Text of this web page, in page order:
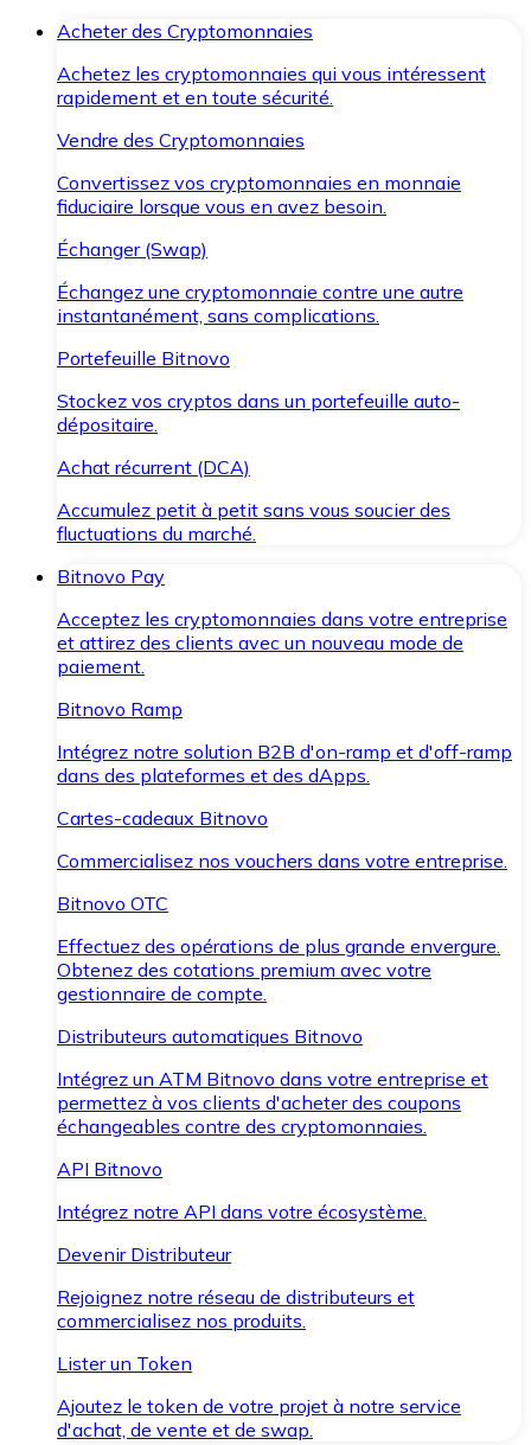
Acheter des Cryptomonnaies
Achetez les cryptomonnaies qui vous intéressent
rapidement et en toute sécurité.
Vendre des Cryptomonnaies
Convertissez vos cryptomonnaies en monnaie
fiduciaire lorsque vous en avez besoin.
Échanger (Swap)
Échangez une cryptomonnaie contre une autre
instantanément, sans complications.
Portefeuille Bitnovo
Stockez vos cryptos dans un portefeuille auto-
dépositaire.
Achat récurrent (DCA)
Accumulez petit à petit sans vous soucier des
fluctuations du marché.
Bitnovo Pay
Acceptez les cryptomonnaies dans votre entreprise
et attirez des clients avec un nouveau mode de
paiement.
Bitnovo Ramp
Intégrez notre solution B2B d'on-ramp et d'off-ramp
dans des plateformes et des dApps.
Cartes-cadeaux Bitnovo
Commercialisez nos vouchers dans votre entreprise.
Bitnovo OTC
Effectuez des opérations de plus grande envergure.
Obtenez des cotations premium avec votre
gestionnaire de compte.
Distributeurs automatiques Bitnovo
Intégrez un ATM Bitnovo dans votre entreprise et
permettez à vos clients d'acheter des coupons
échangeables contre des cryptomonnaies.
API Bitnovo
Intégrez notre API dans votre écosystème.
Devenir Distributeur
Rejoignez notre réseau de distributeurs et
commercialisez nos produits.
Lister un Token
Ajoutez le token de votre projet à notre service
d'achat, de vente et de swap.